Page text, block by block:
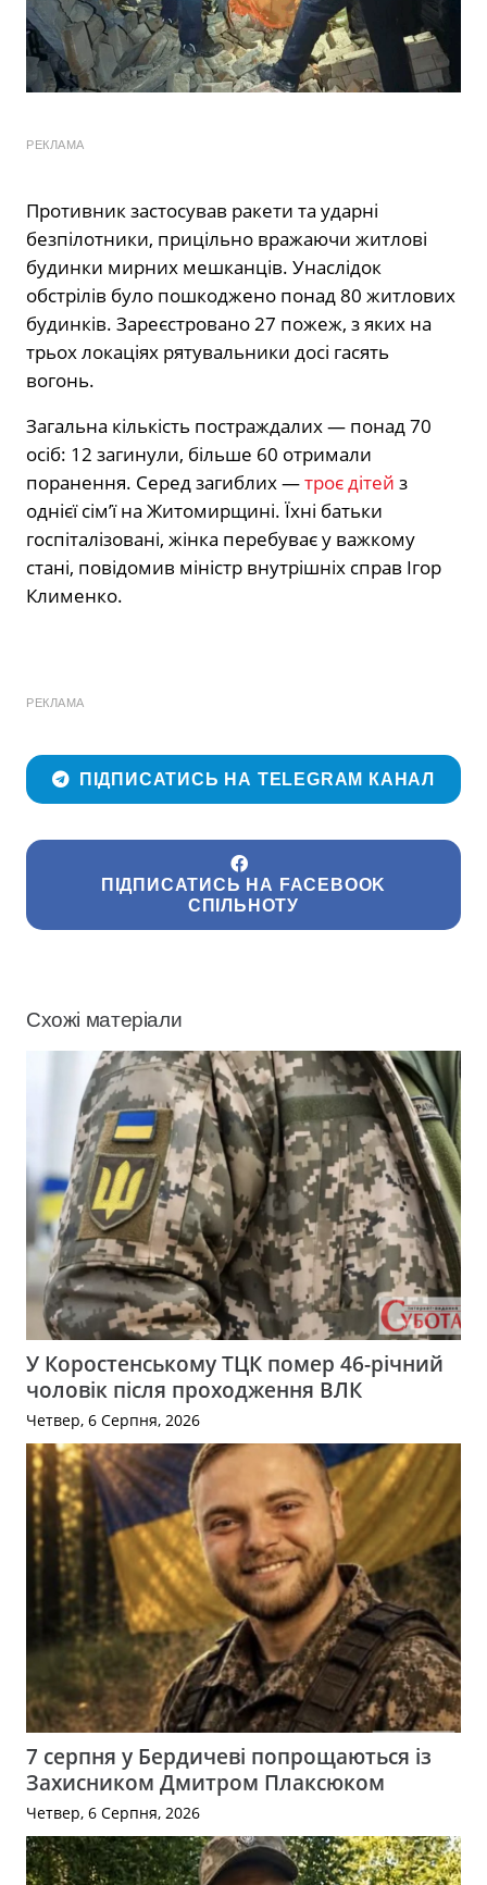
РЕКЛАМА
Противник застосував ракети та ударні
безпілотники, прицільно вражаючи житлові
будинки мирних мешканців. Унаслідок
обстрілів було пошкоджено понад 80 житлових
будинків. Зареєстровано 27 пожеж, з яких на
трьох локаціях рятувальники досі гасять
вогонь.
Загальна кількість постраждалих — понад 70
осіб: 12 загинули, більше 60 отримали
поранення. Серед загиблих —троє дітей з
однієї сім’ї на Житомирщині. Їхні батьки
госпіталізовані, жінка перебуває у важкому
стані, повідомив міністр внутрішніх справ Ігор
Клименко.
РЕКЛАМА
ПІДПИСАТИСЬ НА TELEGRAM КАНАЛ
ПІДПИСАТИСЬ НА FACEBOOK
СПІЛЬНОТУ
Схожі матеріали
У Коростенському ТЦК помер 46-річний
чоловік після проходження ВЛК
Четвер, 6 Серпня, 2026
7 серпня у Бердичеві попрощаються із
Захисником Дмитром Плаксюком
Четвер, 6 Серпня, 2026